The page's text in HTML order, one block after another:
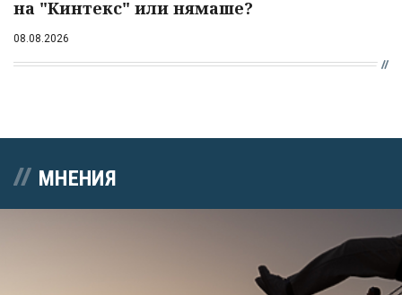
на "Кинтекс" или нямаше?
08.08.2026
МНЕНИЯ